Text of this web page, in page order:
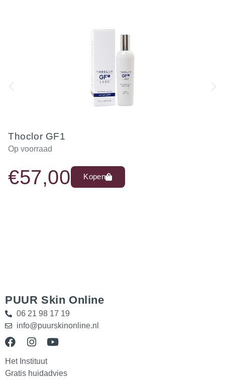
Thoclor GF1
Op voorraad
€57,00 Kopen
PUUR Skin Online
06 21 98 17 19
info@puurskinonline.nl
Het Instituut
Gratis huidadvies